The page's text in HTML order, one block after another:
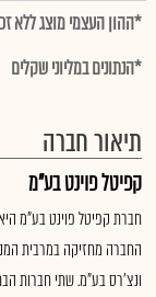
*ההון העצמי מוצג ללא
*הנתונים במליוני שקלים
תיאור חברה
קפיטל פוינט בע"מ
חברת קפיטל פוינט בע"מ
החברה מחזיקה במרבית
ונצ’רס בע"מ. שתי חברות